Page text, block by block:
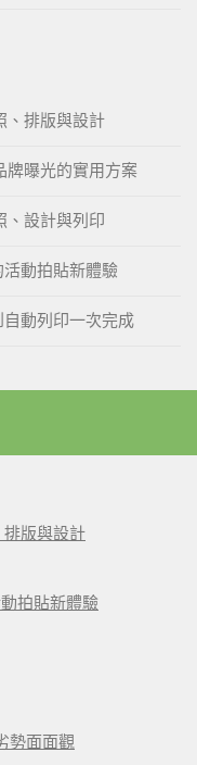
、排版與設計
牌曝光的實用方案
、設計與列印
活動拍貼新體驗
動列印一次完成
版與設計
拍貼新體驗
勢面面觀